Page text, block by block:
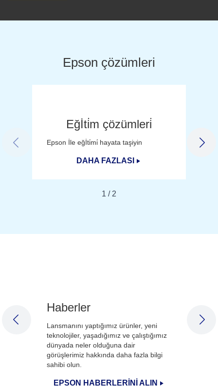
Epson çözümleri
Eğİti̇m çözümleri̇
Epson İle eğİti̇mi̇ hayata taşiyin
DAHA FAZLASI
PREVIOUS SLIDE
1 / 2
Haberler
Lansmanını yaptığımız ürünler, yeni
teknolojiler, yaşadığımız ve çalıştığımız
dünyada neler olduğuna dair
görüşlerimiz hakkında daha fazla bilgi
sahibi olun.
EPSON HABERLERİNİ ALIN
PREVIOUS SLIDE